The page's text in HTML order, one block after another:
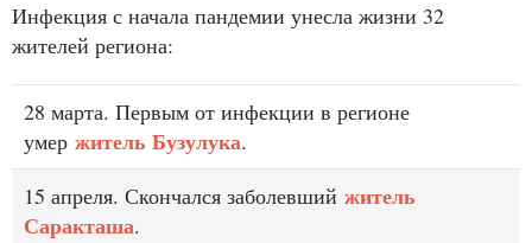
Инфекция с начала пандемии унесла жизни 32
жителей региона:
28 марта. Первым от инфекции в регионе
умер житель Бузулука.
15 апреля. Скончался заболевший житель
Саракташа.